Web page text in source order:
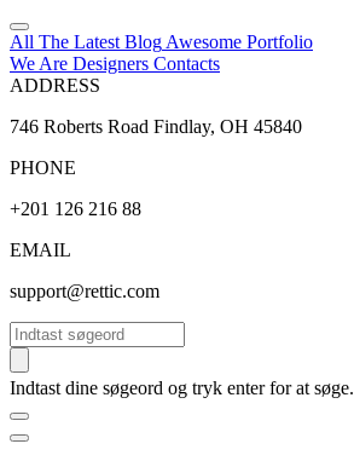
All The Latest Blog Awesome Portfolio
We Are Designers Contacts
ADDRESS
746 Roberts Road Findlay, OH 45840
PHONE
+201 126 216 88
EMAIL
support@rettic.com
Søg
Indtast dine søgeord og tryk enter for at søge.